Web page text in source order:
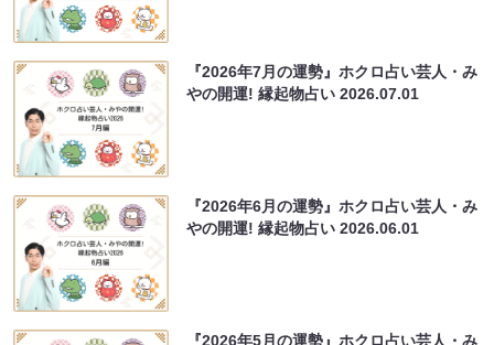
『2026年7月の運勢』ホクロ占い芸人・み
やの開運! 縁起物占い2026.07.01
『2026年6月の運勢』ホクロ占い芸人・み
やの開運! 縁起物占い2026.06.01
『2026年5月の運勢』ホクロ占い芸人・み